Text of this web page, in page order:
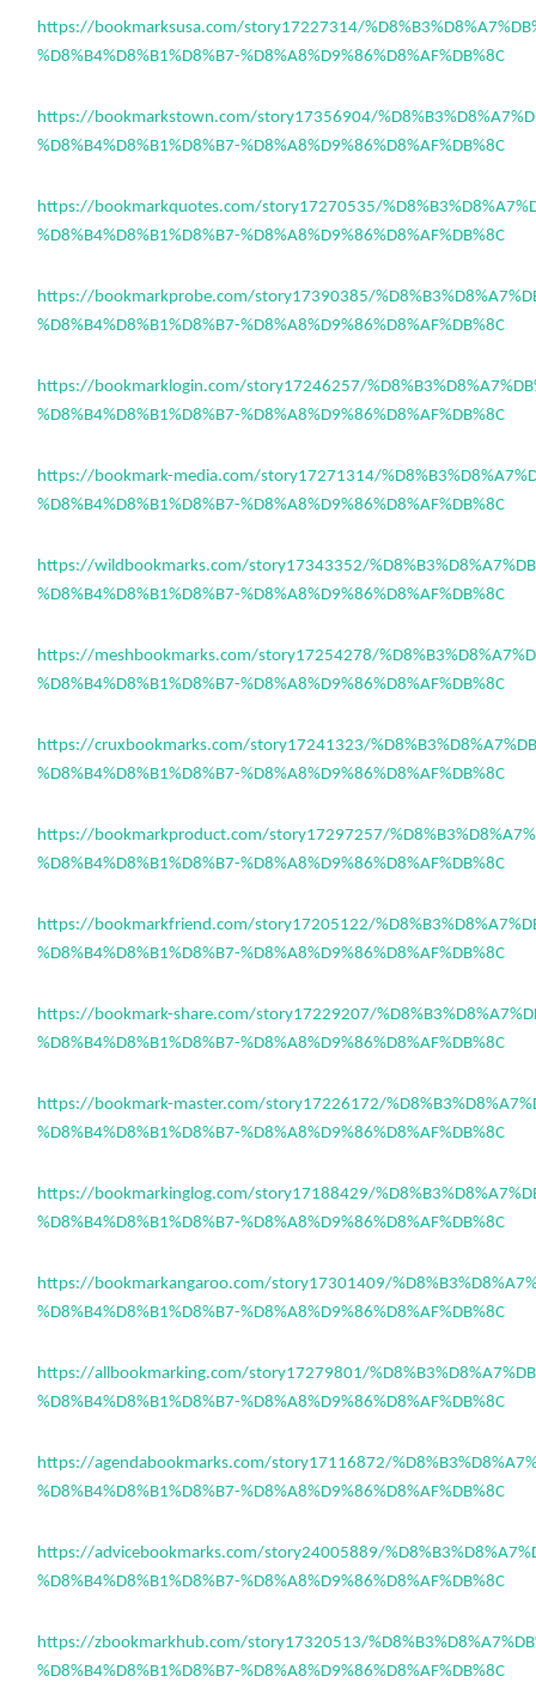
https://bookmarksusa.com/story17227314/
%D8%B4%D8%B1%D8%B7-%D8%A8%D9%86%D8%AF%DB%8C
https://bookmarkstown.com/story17356904/
%D8%B4%D8%B1%D8%B7-%D8%A8%D9%86%D8%AF%DB%8C
https://bookmarkquotes.com/story17270535/
%D8%B4%D8%B1%D8%B7-%D8%A8%D9%86%D8%AF%DB%8C
https://bookmarkprobe.com/story17390385/
%D8%B4%D8%B1%D8%B7-%D8%A8%D9%86%D8%AF%DB%8C
https://bookmarklogin.com/story17246257/
%D8%B4%D8%B1%D8%B7-%D8%A8%D9%86%D8%AF%DB%8C
https://bookmark-media.com/story17271314/
%D8%B4%D8%B1%D8%B7-%D8%A8%D9%86%D8%AF%DB%8C
https://wildbookmarks.com/story17343352/
%D8%B4%D8%B1%D8%B7-%D8%A8%D9%86%D8%AF%DB%8C
https://meshbookmarks.com/story17254278/
%D8%B4%D8%B1%D8%B7-%D8%A8%D9%86%D8%AF%DB%8C
https://cruxbookmarks.com/story17241323/
%D8%B4%D8%B1%D8%B7-%D8%A8%D9%86%D8%AF%DB%8C
https://bookmarkproduct.com/story17297257/
%D8%B4%D8%B1%D8%B7-%D8%A8%D9%86%D8%AF%DB%8C
https://bookmarkfriend.com/story17205122/
%D8%B4%D8%B1%D8%B7-%D8%A8%D9%86%D8%AF%DB%8C
https://bookmark-share.com/story17229207/
%D8%B4%D8%B1%D8%B7-%D8%A8%D9%86%D8%AF%DB%8C
https://bookmark-master.com/story17226172/
%D8%B4%D8%B1%D8%B7-%D8%A8%D9%86%D8%AF%DB%8C
https://bookmarkinglog.com/story17188429/
%D8%B4%D8%B1%D8%B7-%D8%A8%D9%86%D8%AF%DB%8C
https://bookmarkangaroo.com/story17301409/
%D8%B4%D8%B1%D8%B7-%D8%A8%D9%86%D8%AF%DB%8C
https://allbookmarking.com/story17279801/
%D8%B4%D8%B1%D8%B7-%D8%A8%D9%86%D8%AF%DB%8C
https://agendabookmarks.com/story17116872/
%D8%B4%D8%B1%D8%B7-%D8%A8%D9%86%D8%AF%DB%8C
https://advicebookmarks.com/story24005889/
%D8%B4%D8%B1%D8%B7-%D8%A8%D9%86%D8%AF%DB%8C
https://zbookmarkhub.com/story17320513/
%D8%B4%D8%B1%D8%B7-%D8%A8%D9%86%D8%AF%DB%8C